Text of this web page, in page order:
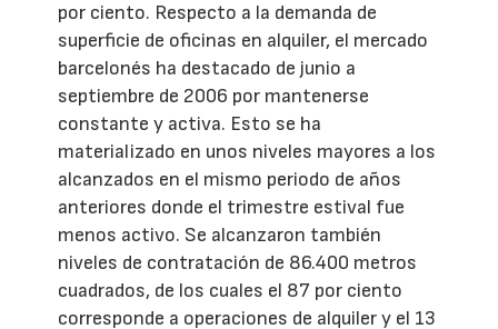
por ciento. Respecto a la demanda de
superficie de oficinas en alquiler, el mercado
barcelonés ha destacado de junio a
septiembre de 2006 por mantenerse
constante y activa. Esto se ha
materializado en unos niveles mayores a los
alcanzados en el mismo periodo de años
anteriores donde el trimestre estival fue
menos activo. Se alcanzaron también
niveles de contratación de 86.400 metros
cuadrados, de los cuales el 87 por ciento
corresponde a operaciones de alquiler y el 13